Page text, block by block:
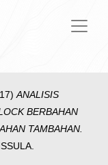
ANALISIS
BERBAHAN
TAMBAHAN.